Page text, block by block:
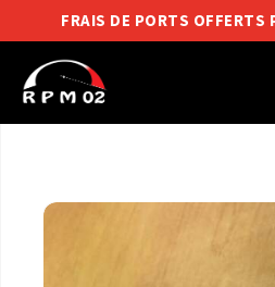
FRAIS DE PORTS OFFERTS